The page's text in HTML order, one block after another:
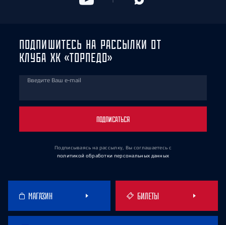
ПОДПИШИТЕСЬ НА РАССЫЛКИ ОТ
КЛУБА ХК «ТОРПЕДО»
Введите Ваш e-mail
ПОДПИСАТЬСЯ
Подписываясь на рассылку, Вы соглашаетесь с
политикой обработки персональных данных
МАГАЗИН БИЛЕТЫ